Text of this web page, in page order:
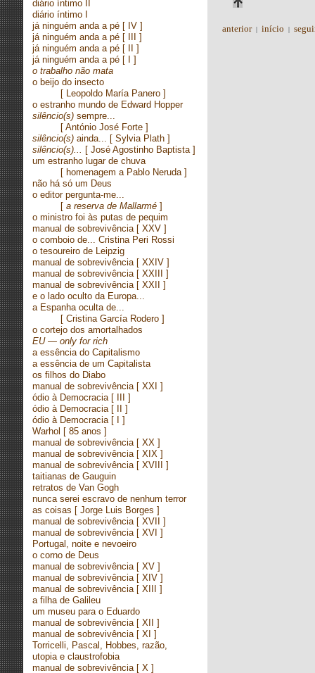
diário íntimo II
diário íntimo I
já ninguém anda a pé [ IV ]
já ninguém anda a pé [ III ]
já ninguém anda a pé [ II ]
já ninguém anda a pé [ I ]
o trabalho não mata
o beijo do insecto
[ Leopoldo María Panero ]
o estranho mundo de Edward Hopper
silêncio(s) sempre...
[ António José Forte ]
silêncio(s) ainda... [ Sylvia Plath ]
silêncio(s)... [ José Agostinho Baptista ]
um estranho lugar de chuva
[ homenagem a Pablo Neruda ]
não há só um Deus
o editor pergunta-me...
[ a reserva de Mallarmé ]
o ministro foi às putas de pequim
manual de sobrevivência[ XXV ]
o comboio de... Cristina Peri Rossi
o tesoureiro de Leipzig
manual de sobrevivência[ XXIV ]
manual de sobrevivência[ XXIII ]
manual de sobrevivência[ XXII ]
e o lado oculto da Europa...
a Espanha oculta de...
[ Cristina García Rodero ]
o cortejo dos amortalhados
EU — only for rich
a essência do Capitalismo
a essência de um Capitalista
os filhos do Diabo
manual de sobrevivência[ XXI ]
ódio à Democracia[ III ]
ódio à Democracia[ II ]
ódio à Democracia[ I ]
Warhol [ 85 anos ]
manual de sobrevivência[ XX ]
manual de sobrevivência[ XIX ]
manual de sobrevivência[ XVIII ]
taitianas de Gauguin
retratos de Van Gogh
nunca serei escravo de nenhum terror
as coisas [ Jorge Luis Borges ]
manual de sobrevivência[ XVII ]
manual de sobrevivência[ XVI ]
Portugal, noite e nevoeiro
o corno de Deus
manual de sobrevivência[ XV ]
manual de sobrevivência[ XIV ]
manual de sobrevivência[ XIII ]
a filha de Galileu
um museu para o Eduardo
manual de sobrevivência[ XII ]
manual de sobrevivência[ XI ]
Torricelli, Pascal, Hobbes, razão,
utopia e claustrofobia
manual de sobrevivência[ X ]
anterior| início |